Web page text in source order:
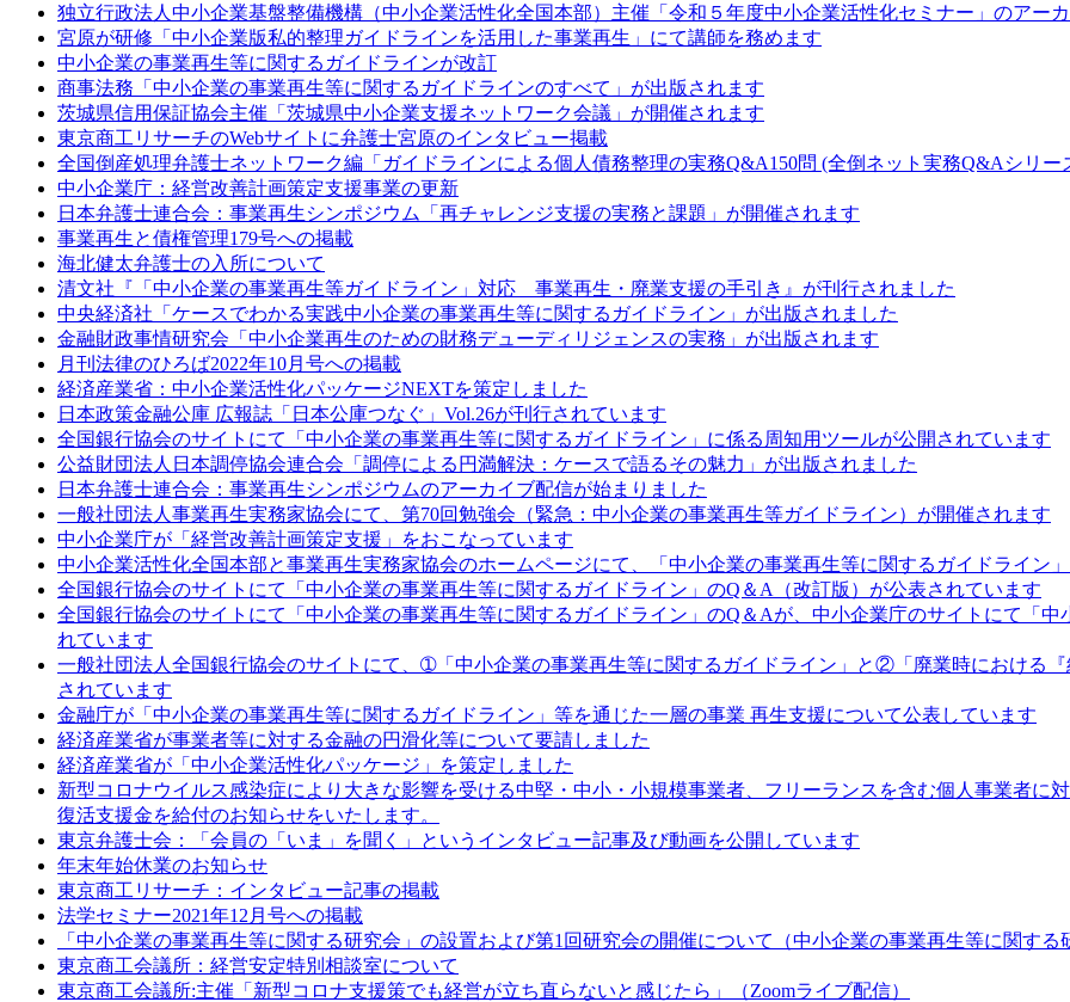
独立行政法人中小企業基盤整備機構（中小企業活性化全国本部）主催「令和５年度中小企業活性化セミナー」のアー
宮原が研修「中小企業版私的整理ガイドラインを活用した事業再生」にて講師を務めます
中小企業の事業再生等に関するガイドラインが改訂
商事法務「中小企業の事業再生等に関するガイドラインのすべて」が出版されます
茨城県信用保証協会主催「茨城県中小企業支援ネットワーク会議」が開催されます
東京商工リサーチのWebサイトに弁護士宮原のインタビュー掲載
全国倒産処理弁護士ネットワーク編「ガイドラインによる個人債務整理の実務Q&A150問 (全倒ネット実務Q&Aシリー
中小企業庁：経営改善計画策定支援事業の更新
日本弁護士連合会：事業再生シンポジウム「再チャレンジ支援の実務と課題」が開催されます
事業再生と債権管理179号への掲載
海北健太弁護士の入所について
清文社『「中小企業の事業再生等ガイドライン」対応 事業再生・廃業支援の手引き』が刊行されました
中央経済社「ケースでわかる実践中小企業の事業再生等に関するガイドライン」が出版されました
金融財政事情研究会「中小企業再生のための財務デューディリジェンスの実務」が出版されます
月刊法律のひろば2022年10月号への掲載
経済産業省：中小企業活性化パッケージNEXTを策定しました
日本政策金融公庫 広報誌「日本公庫つなぐ」Vol.26が刊行されています
全国銀行協会のサイトにて「中小企業の事業再生等に関するガイドライン」に係る周知用ツールが公開されています
公益財団法人日本調停協会連合会「調停による円満解決：ケースで語るその魅力」が出版されました
日本弁護士連合会：事業再生シンポジウムのアーカイブ配信が始まりました
一般社団法人事業再生実務家協会にて、第70回勉強会（緊急：中小企業の事業再生等ガイドライン）が開催されます
中小企業庁が「経営改善計画策定支援」をおこなっています
中小企業活性化全国本部と事業再生実務家協会のホームページにて、「中小企業の事業再生等に関するガイドライン
全国銀行協会のサイトにて「中小企業の事業再生等に関するガイドライン」のQ＆A（改訂版）が公表されています
全国銀行協会のサイトにて「中小企業の事業再生等に関するガイドライン」のQ＆Aが、中小企業庁のサイトにて「
れています
一般社団法人全国銀行協会のサイトにて、➀「中小企業の事業再生等に関するガイドライン」と②「廃業時における
されています
金融庁が「中小企業の事業再生等に関するガイドライン」等を通じた一層の事業 再生支援について公表しています
経済産業省が事業者等に対する金融の円滑化等について要請しました
経済産業省が「中小企業活性化パッケージ」を策定しました
新型コロナウイルス感染症により大きな影響を受ける中堅・中小・小規模事業者、フリーランスを含む個人事業者に
復活支援金を給付のお知らせをいたします。
東京弁護士会：「会員の「いま」を聞く」というインタビュー記事及び動画を公開しています
年末年始休業のお知らせ
東京商工リサーチ：インタビュー記事の掲載
法学セミナー2021年12月号への掲載
「中小企業の事業再生等に関する研究会」の設置および第1回研究会の開催について（中小企業の事業再生等に関する
東京商工会議所：経営安定特別相談室について
東京商工会議所:主催「新型コロナ支援策でも経営が立ち直らないと感じたら」（Zoomライブ配信）